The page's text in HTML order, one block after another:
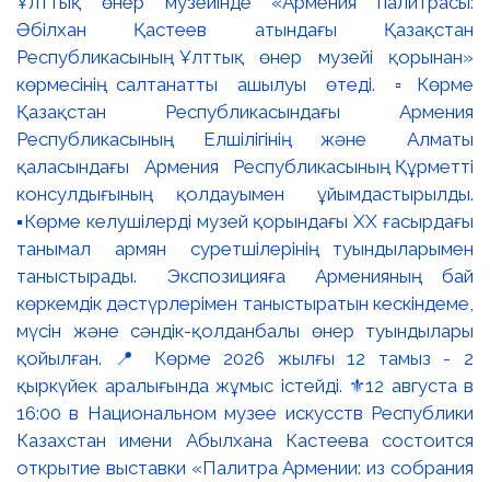
Әбілхан Қастеев атындағы Қазақстан
Республикасының Ұлттық өнер музейі қорынан»
көрмесінің салтанатты ашылуы өтеді. ▫️Көрме
Қазақстан Республикасындағы Армения
Республикасының Елшілігінің және Алматы
қаласындағы Армения Республикасының Құрметті
консулдығының қолдауымен ұйымдастырылды.
▪️Көрме келушілерді музей қорындағы ХХ ғасырдағы
танымал армян суретшілерінің туындыларымен
таныстырады. Экспозицияға Арменияның бай
көркемдік дәстүрлерімен таныстыратын кескіндеме,
мүсін және сәндік-қолданбалы өнер туындылары
қойылған. 📍 Көрме 2026 жылғы 12 тамыз - 2
қыркүйек аралығында жұмыс істейді. ⚜️12 августа в
16:00 в Национальном музее искусств Республики
Казахстан имени Абылхана Кастеева состоится
открытие выставки «Палитра Армении: из собрания